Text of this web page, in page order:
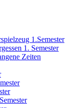
1.Semester
1. Semester
Zeiten